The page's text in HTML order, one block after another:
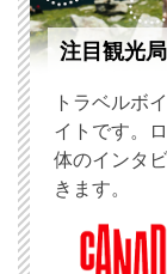
注目観光
トラベルボ
イトです。
体のインタ
きます。